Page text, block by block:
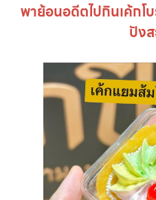
พาย้อนอดีตไปกินเค้ก
ปัง